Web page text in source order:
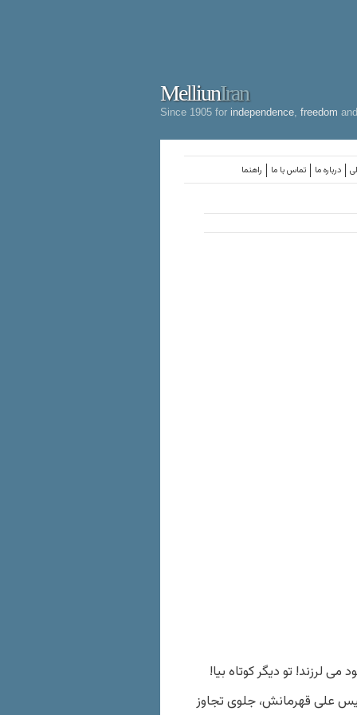
MelliunIran
Since 1905 for independence freedom
راهنما تماس با ما درباره ما
لرزند! تو دیگر کوتاه بیا!
علی قهرمانش، جلوی تجاوز